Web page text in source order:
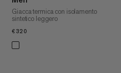
Giacca termica con isolamento
sintetico leggero
€320